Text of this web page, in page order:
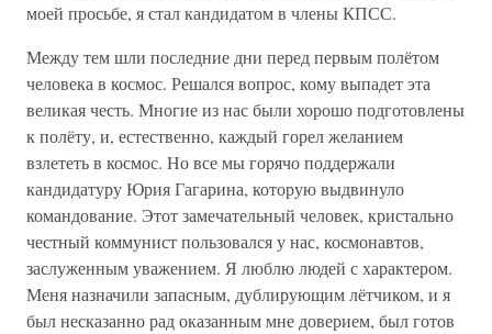
моей просьбе, я стал кандидатом в члены КПСС.
Между тем шли последние дни перед первым полётом
человека в космос. Решался вопрос, кому выпадет эта
великая честь. Многие из нас были хорошо подготовлены
к полёту, и, естественно, каждый горел желанием
взлететь в космос. Но все мы горячо поддержали
кандидатуру Юрия Гагарина, которую выдвинуло
командование. Этот замечательный человек, кристально
честный коммунист пользовался у нас, космонавтов,
заслуженным уважением. Я люблю людей с характером.
Меня назначили запасным, дублирующим лётчиком, и я
был несказанно рад оказанным мне доверием, был готов